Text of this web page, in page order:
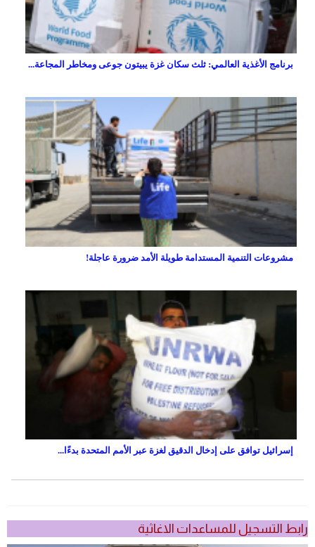
برنامج الأغذية العالمي: ثلث سكان غزة يبيتون جوعى ومخاطر المجاعة...
مشروعات التنمية المستدامة طويلة الأمد ضرورة عاجلة!
إسرائيل توافق على إدخال الدقيق لغزة عبر الأمم المتحدة بدءًا...
رابط التسجيل للمساعدات الاغاثية